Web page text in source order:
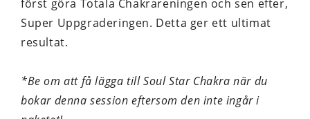
först göra Totala Chakrareningen och sen efter,
Super Uppgraderingen. Detta ger ett ultimat
resultat.
*Be om att få lägga till Soul Star Chakra när du
bokar denna session eftersom den inte ingår i